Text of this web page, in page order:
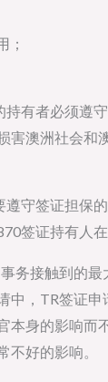
；
有者必须遵
害澳洲社会
守签证担保
签证持有人
务接触到的
中，TR签证
本身的影响
好的影响。